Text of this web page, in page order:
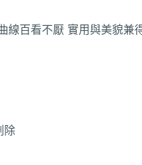
線百看不厭 實用與美貌
除